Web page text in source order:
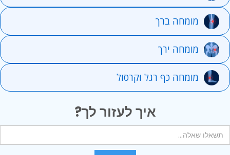
מומחה ברך
מומחה ירך
מומחה כף רגל וקרסול
איך לעזור לך?